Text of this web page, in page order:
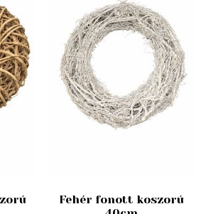
Fehér fonott koszorú